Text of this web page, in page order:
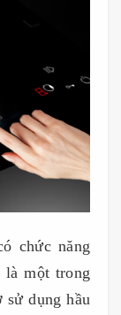
chức năng
là một trong
dụng hầu